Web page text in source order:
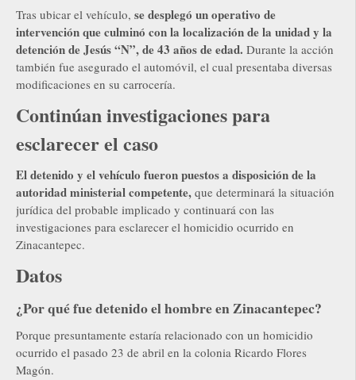
Tras ubicar el vehículo, se desplegó un operativo de
intervención que culminó con la localización de la unidad y la
detención de Jesús “N”, de 43 años de edad. Durante la acción
también fue asegurado el automóvil, el cual presentaba diversas
modificaciones en su carrocería.
Continúan investigaciones para
esclarecer el caso
El detenido y el vehículo fueron puestos a disposición de la
autoridad ministerial competente, que determinará la situación
jurídica del probable implicado y continuará con las
investigaciones para esclarecer el homicidio ocurrido en
Zinacantepec.
Datos
¿Por qué fue detenido el hombre en Zinacantepec?
Porque presuntamente estaría relacionado con un homicidio
ocurrido el pasado 23 de abril en la colonia Ricardo Flores
Magón.